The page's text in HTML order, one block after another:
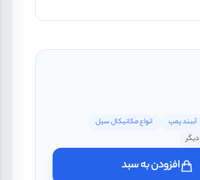
آببند پمپ
انواع مکانیکال سیل
افزودن به سبد